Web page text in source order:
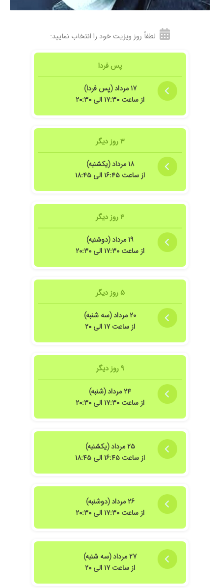
لطفاً روز ویزیت خود را انتخاب نمایید:
پس فردا
۱۷ مرداد (پس فردا)
از ساعت ۱۷:۳۰ الی ۲۰:۳۰
۳ روز دیگر
۱۸ مرداد (یکشنبه)
از ساعت ۱۶:۴۵ الی ۱۸:۴۵
۴ روز دیگر
۱۹ مرداد (دوشنبه)
از ساعت ۱۷:۳۰ الی ۲۰:۳۰
۵ روز دیگر
۲۰ مرداد (سه شنبه)
از ساعت ۱۷ الی ۲۰
۹ روز دیگر
۲۴ مرداد (شنبه)
از ساعت ۱۷:۳۰ الی ۲۰:۳۰
۲۵ مرداد (یکشنبه)
از ساعت ۱۶:۴۵ الی ۱۸:۴۵
۲۶ مرداد (دوشنبه)
از ساعت ۱۷:۳۰ الی ۲۰:۳۰
۲۷ مرداد (سه شنبه)
از ساعت ۱۷ الی ۲۰